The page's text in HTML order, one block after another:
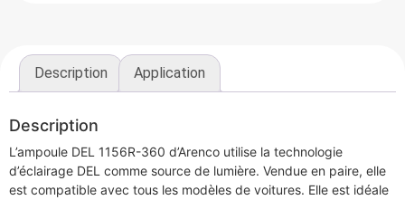
Description Application
Description
L’ampoule DEL 1156R-360 d’Arenco utilise la technologie
d’éclairage DEL comme source de lumière. Vendue en paire, elle
est compatible avec tous les modèles de voitures. Elle est idéale